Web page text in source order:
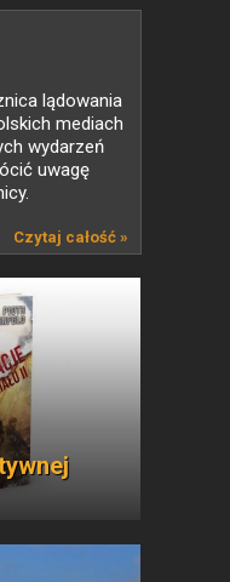
lądowania
mediach
wydarzeń
uwagę
Czytaj całość »